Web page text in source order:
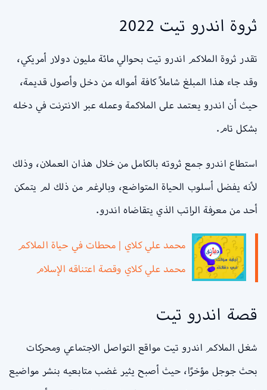
ثروة اندرو تيت 2022
تقدر ثروة الملاكم اندرو تيت بحوالي مائة مليون دولار أمريكي،
وقد جاء هذا المبلغ شاملاً كافة أمواله من دخل وأصول قديمة،
حيث أن اندرو يعتمد على الملاكمة وعمله عبر الانترنت في دخله
بشكل تام.
استطاع اندرو جمع ثروته بالكامل من خلال هذان العملان، وذلك
لأنه يفضل أسلوب الحياة المتواضع، وبالرغم من ذلك لم يتمكن
أحد من معرفة الراتب الذي يتقاضاه اندرو.
محمد علي كلاي | محطات في حياة الملاكم
محمد علي كلاي وقصة اعتناقه الإسلام
قصة اندرو تيت
شغل الملاكم اندرو تيت مواقع التواصل الاجتماعي ومحركات
بحث جوجل مؤخرًا، حيث أصبح يثير غضب متابعيه بنشر مواضيع